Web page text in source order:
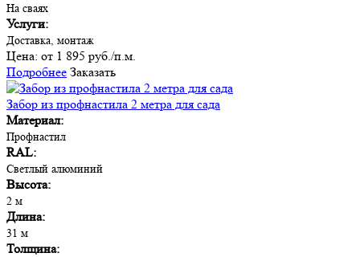
На сваях
Услуги:
Доставка, монтаж
Цена: от 1 895 руб./п.м.
Подробнее Заказать
Забор из профнастила 2 метра для сада
Материал:
Профнастил
RAL:
Светлый алюминий
Высота:
2 м
Длина:
31 м
Толщина: